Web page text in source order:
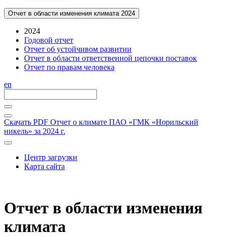
Отчет в области изменения климата 2024
2024
Годовой отчет
Отчет об устойчивом развитии
Отчет в области ответственной цепочки поставок
Отчет по правам человека
en
Скачать PDF Отчет о климате ПАО «ГМК «Норильский
никель» за 2024 г.
Центр загрузки
Карта сайта
Отчет в области изменения
климата